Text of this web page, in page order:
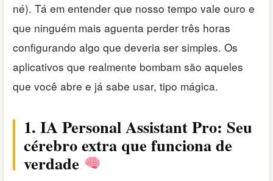
né). Tá em entender que nosso tempo vale ouro e
que ninguém mais aguenta perder três horas
configurando algo que deveria ser simples. Os
aplicativos que realmente bombam são aqueles
que você abre e já sabe usar, tipo mágica.
1. IA Personal Assistant Pro: Seu
cérebro extra que funciona de
verdade